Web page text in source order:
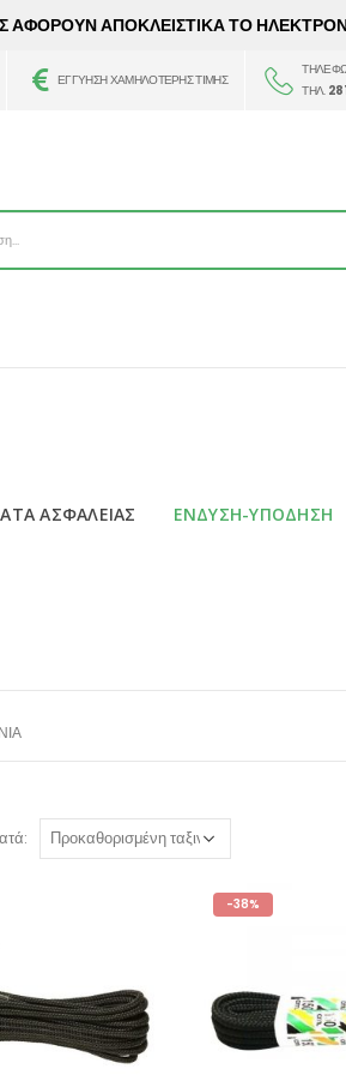
ΑΦΟΡΟΥΝ ΑΠΟΚΛΕΙΣΤΙΚΑ ΤΟ
ΕΓΓΥΗΣΗ ΧΑΜΗΛΟΤΕΡΗΣ ΤΙΜΗΣ
ΤΗΛ.
ΑΣΦΑΛΕΙΑΣ ΕΝΔΥΣΗ-ΥΠΟΔΗΣΗ
-38%